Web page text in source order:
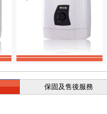
保固及售後服務